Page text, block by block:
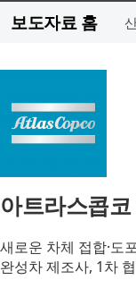
보도자료 홈
아트라스콥
새로운 차체 접합·도
완성차 제조사, 1차